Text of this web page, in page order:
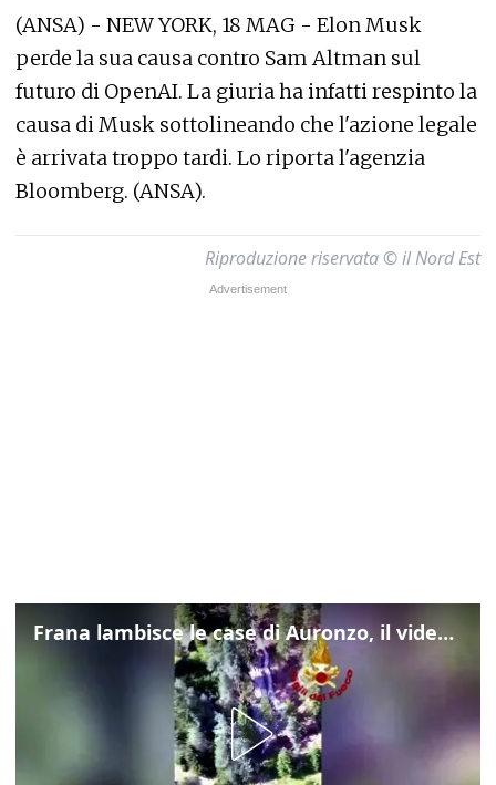
(ANSA) - NEW YORK, 18 MAG - Elon Musk
perde la sua causa contro Sam Altman sul
futuro di OpenAI. La giuria ha infatti respinto la
causa di Musk sottolineando che l'azione legale
è arrivata troppo tardi. Lo riporta l'agenzia
Bloomberg. (ANSA).
Riproduzione riservata © il Nord Est
Frana lambisce le case di Auronzo, il video dall'elicottero dei vigili del fuoco